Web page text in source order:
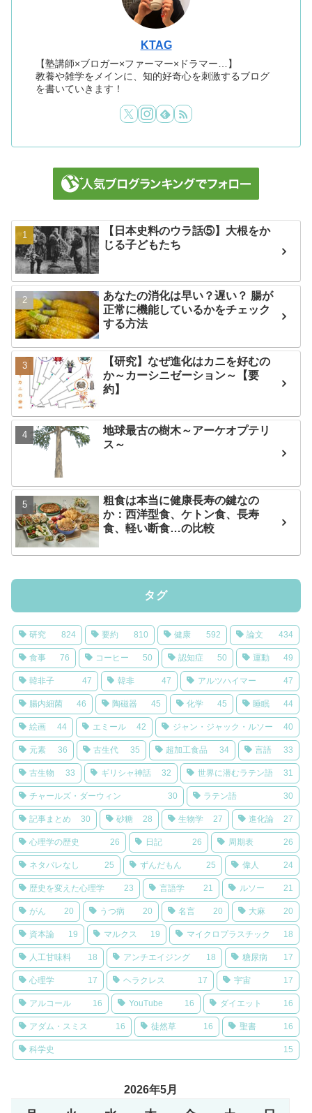
KTAG
【塾講師×ブロガー×ファーマー×ドラマー…】
教養や雑学をメインに、知的好奇心を刺激するブログ
を書いていきます！
【日本史料のウラ話⑤】大根をか
じる子どもたち
あなたの消化は早い？遅い？ 腸が
正常に機能しているかをチェック
する方法
【研究】なぜ進化はカニを好むの
か～カーシニゼーション～【要
約】
地球最古の樹木～アーケオプテリ
ス～
粗食は本当に健康長寿の鍵なの
か：西洋型食、ケトン食、長寿
食、軽い断食…の比較
タグ
研究 824 要約 810 健康 592 論文 434
食事 76 コーヒー 50 認知症 50 運動 49
韓非子 47 韓非 47 アルツハイマー 47
腸内細菌 46 陶磁器 45 化学 45 睡眠 44
絵画 44 エミール 42 ジャン・ジャック・ルソー 40
元素 36 古生代 35 超加工食品 34 言語 33
古生物 33 ギリシャ神話 32 世界に潜むラテン語 31
チャールズ・ダーウィン 30 ラテン語 30
記事まとめ 30 砂糖 28 生物学 27 進化論 27
心理学の歴史 26 日記 26 周期表 26
ネタバレなし 25 ずんだもん 25 偉人 24
歴史を変えた心理学 23 言語学 21 ルソー 21
がん 20 うつ病 20 名言 20 大麻 20
資本論 19 マルクス 19 マイクロプラスチック 18
人工甘味料 18 アンチエイジング 18 糖尿病 17
心理学 17 ヘラクレス 17 宇宙 17
アルコール 16 YouTube 16 ダイエット 16
アダム・スミス 16 徒然草 16 聖書 16
科学史 15
2026年5月